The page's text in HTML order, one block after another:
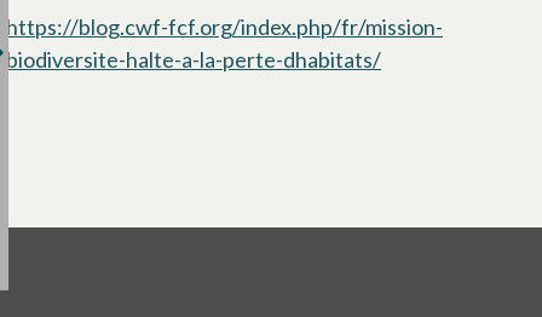
https://blog.cwf-fcf.org/index.php/fr/mission-
biodiversite-halte-a-la-perte-dhabitats/